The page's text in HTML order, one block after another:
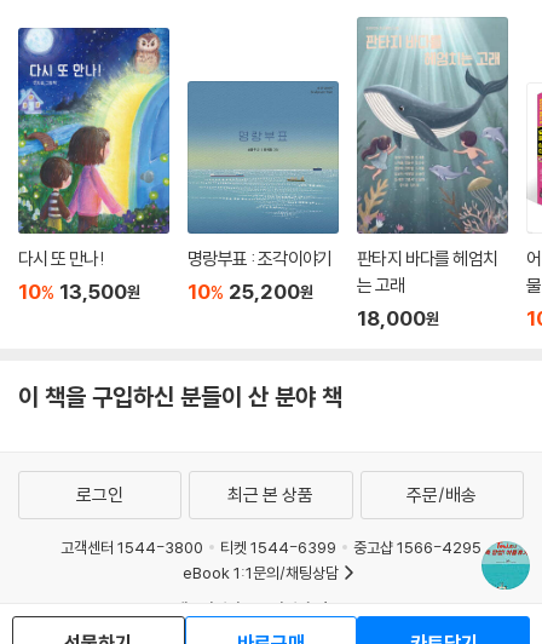
다시 또 만나!
10% 13,500원
명랑부표 : 조각이야기
10% 25,200원
판타지 바다를 헤엄치
는 고래
18,000원
이 책을 구입하신 분들이 산 분야 책
로그인 최근 본 상품 주문/배송
고객센터 1544-3800 티켓 1544-6399
중고샵 1566-4295
eBook 1:1문의/채팅상담
예스이십사(주) 사업자 정보